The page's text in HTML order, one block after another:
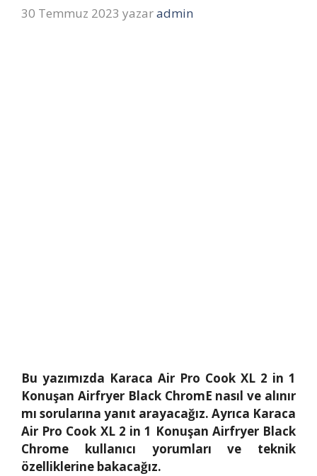
30 Temmuz 2023 yazaradmin
Bu yazımızda Karaca Air Pro Cook XL 2 in 1
Konuşan Airfryer Black ChromE nasıl ve alınır
mı sorularına yanıt arayacağız. Ayrıca Karaca
Air Pro Cook XL 2 in 1 Konuşan Airfryer Black
Chrome kullanıcı yorumları ve teknik
özelliklerine bakacağız.